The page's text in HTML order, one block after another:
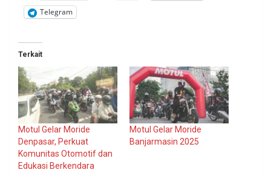
Telegram
Terkait
Motul Gelar Moride
Denpasar, Perkuat
Komunitas Otomotif dan
Edukasi Berkendara
Motul Gelar Moride
Banjarmasin 2025